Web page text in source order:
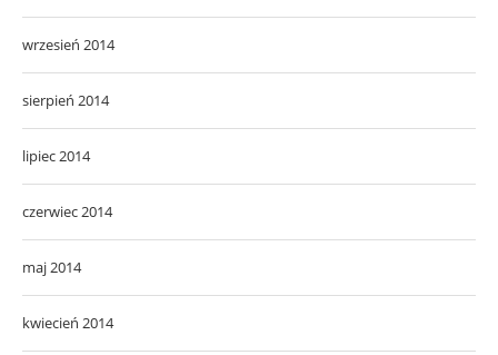
wrzesień 2014
sierpień 2014
lipiec 2014
czerwiec 2014
maj 2014
kwiecień 2014